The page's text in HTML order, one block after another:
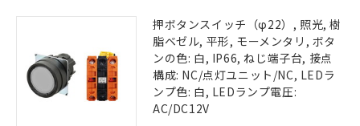
押ボタンスイッチ（φ22）, 照光, 樹
脂ベゼル, 平形, モーメンタリ, ボタ
ンの色: 白, IP66, ねじ端子台, 接点
構成: NC/点灯ユニット/NC, LEDラ
ンプ色: 白, LEDランプ電圧:
AC/DC12V